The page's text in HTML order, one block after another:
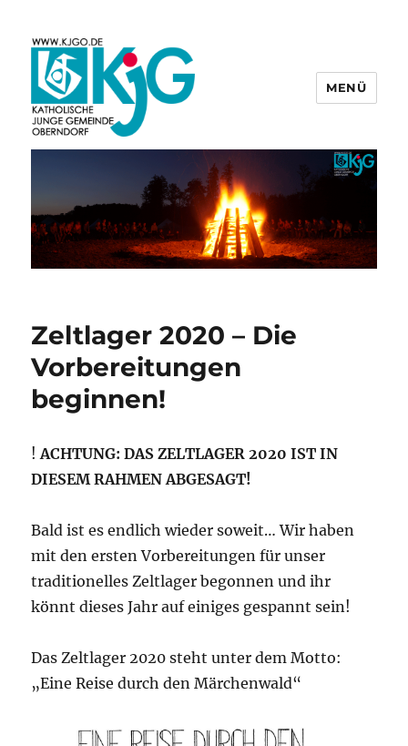
MENÜ
Zeltlager 2020 – Die
Vorbereitungen
beginnen!
!ACHTUNG: DAS ZELTLAGER 2020 IST IN
DIESEM RAHMEN ABGESAGT!
Bald ist es endlich wieder soweit… Wir haben
mit den ersten Vorbereitungen für unser
traditionelles Zeltlager begonnen und ihr
könnt dieses Jahr auf einiges gespannt sein!
Das Zeltlager 2020 steht unter dem Motto:
„Eine Reise durch den Märchenwald“